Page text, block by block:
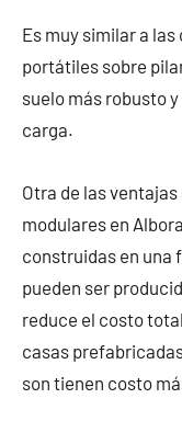
Es muy similar a
portátiles sobre
suelo más robusto
carga.
Otra de las
modulares en
construidas en una
pueden ser
reduce el costo
casas
son tienen costo